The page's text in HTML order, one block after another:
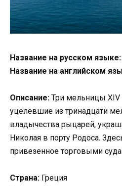
Название на русском языке:
Название на английском
Описание: Три мельницы XIV
уцелевшие из тринадцати
владычества рыцарей,
Николая в порту Родоса.
привезенное торговыми
Страна: Греция